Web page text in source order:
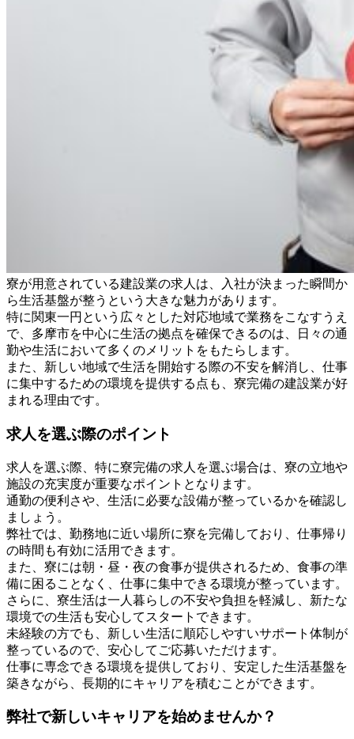
寮が用意されている建設業の求人は、入社が決まった瞬間か
ら生活基盤が整うという大きな魅力があります。
特に関東一円という広々とした対応地域で業務をこなすうえ
で、多摩市を中心に生活の拠点を確保できるのは、日々の通
勤や生活において多くのメリットをもたらします。
また、新しい地域で生活を開始する際の不安を解消し、仕事
に集中するための環境を提供する点も、寮完備の建設業が好
まれる理由です。
求人を選ぶ際のポイント
求人を選ぶ際、特に寮完備の求人を選ぶ場合は、寮の立地や
施設の充実度が重要なポイントとなります。
通勤の便利さや、生活に必要な設備が整っているかを確認し
ましょう。
弊社では、勤務地に近い場所に寮を完備しており、仕事帰り
の時間も有効に活用できます。
また、寮には朝・昼・夜の食事が提供されるため、食事の準
備に困ることなく、仕事に集中できる環境が整っています。
さらに、寮生活は一人暮らしの不安や負担を軽減し、新たな
環境での生活も安心してスタートできます。
未経験の方でも、新しい生活に順応しやすいサポート体制が
整っているので、安心してご応募いただけます。
仕事に専念できる環境を提供しており、安定した生活基盤を
築きながら、長期的にキャリアを積むことができます。
弊社で新しいキャリアを始めませんか？